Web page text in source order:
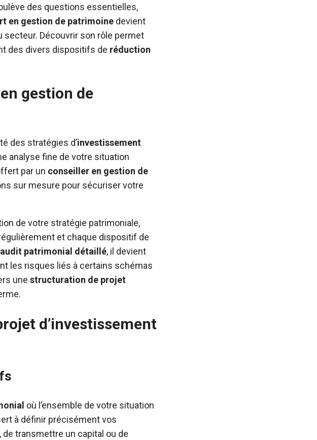
des questions essentielles,
en gestion de patrimoine devient
secteur. Découvrir son rôle permet
des divers dispositifs de réduction
gestion de
des stratégies d’investissement
analyse fine de votre situation
par un conseiller en gestion de
sur mesure pour sécuriser votre
de votre stratégie patrimoniale,
et chaque dispositif de
audit patrimonial détaillé, il devient
les risques liés à certains schémas
une structuration de projet
d’investissement
où l’ensemble de votre situation
à définir précisément vos
, de transmettre un capital ou de